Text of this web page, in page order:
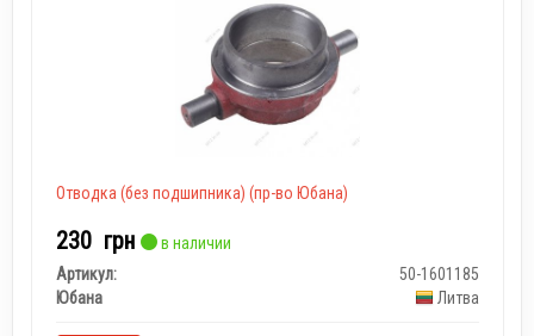
Отводка (без подшипника) (пр-во Юбана)
230 грн
в наличии
Артикул:
50-1601185
Юбана
Литва